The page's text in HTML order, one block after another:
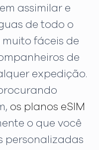
assimilar e
de todo o
fáceis de
de
expedição.
os planos eSIM
o que você
personalizadas